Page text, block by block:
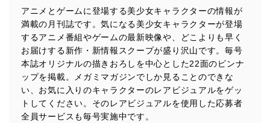
当社は、個人情報に関連する法令、国が定める指針及び
その他の規範を遵守します。また、当社の管理の仕組み
に、これらの法令及びその他の規範を常に適合させま
す。
個人情報の安全管理措置
当社は、個人情報の正確性及び安全性を確保するため
に、下記セキュリティ対策をはじめとする安全対策を実
施し、個人情報の漏えい、滅失またはき損の防止及び是
正に努めます。
アニメとゲームに登場する美少女キャラクターの情報が
満載の月刊誌です。気になる美少女キャラクターが登場
するアニメ番組やゲームの最新映像や、どこよりも早く
お届けする新作・新情報スクープが盛り沢山です。毎号
本誌オリジナルの描きおろしを中心とした22面のピンナ
ップを掲載。メガミマガジンでしか見ることのできな
い、お気に入りのキャラクターのレアビジュアルをゲッ
トしてください。そのレアビジュアルを使用した応募者
全員サービスも毎号実施中です。